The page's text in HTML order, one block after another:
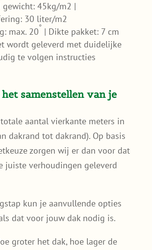
gewicht: 45kg/m2 |
30 liter/m2
max. 20
◦
| Dikte pakket: 7 cm
wordt geleverd met duidelijke
te volgen instructies
samenstellen van je
aantal vierkante meters in
dakrand tot dakrand). Op basis
zorgen wij er dan voor dat
juiste verhoudingen geleverd
kun je aanvullende opties
dat voor jouw dak nodig is.
groter het dak, hoe lager de